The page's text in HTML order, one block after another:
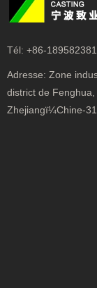
Tél: +86-
Adresse: Zone
district de
Zhejiangï¼Chine-